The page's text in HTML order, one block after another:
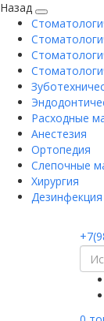
Назад
Расходные
Анестезия
Ортопедия
Слепочные
Хирургия
Дезинфекция